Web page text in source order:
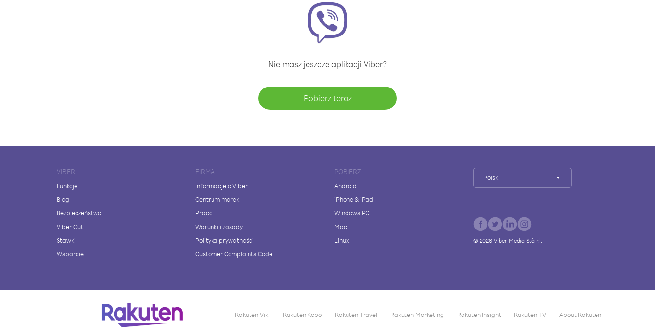
Nie masz jeszcze aplikacji Viber?
Pobierz teraz
VIBER
Funkcje
Blog
Bezpieczeństwo
Viber Out
Stawki
Wsparcie
FIRMA
Informacje o Viber
Centrum marek
Praca
Warunki i zasady
Polityka prywatności
Customer Complaints Code
POBIERZ
Android
iPhone & iPad
Windows PC
Mac
Linux
Polski
© 2026 Viber Media S.à r.l.
Rakuten Viki Rakuten Kobo Rakuten Travel Rakuten Marketing Rakuten Insight Rakuten TV About Rakuten